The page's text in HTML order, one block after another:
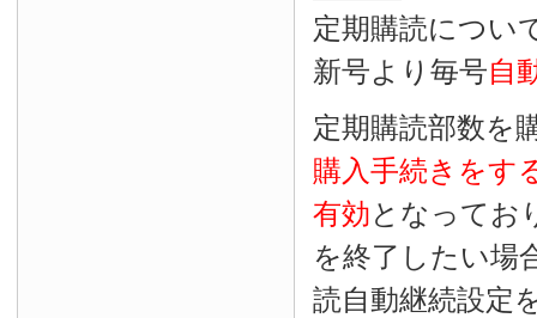
定期購読につい
新号より毎号自
定期購読部数を
購入手続きをす
有効となってお
を終了したい場
読自動継続設定